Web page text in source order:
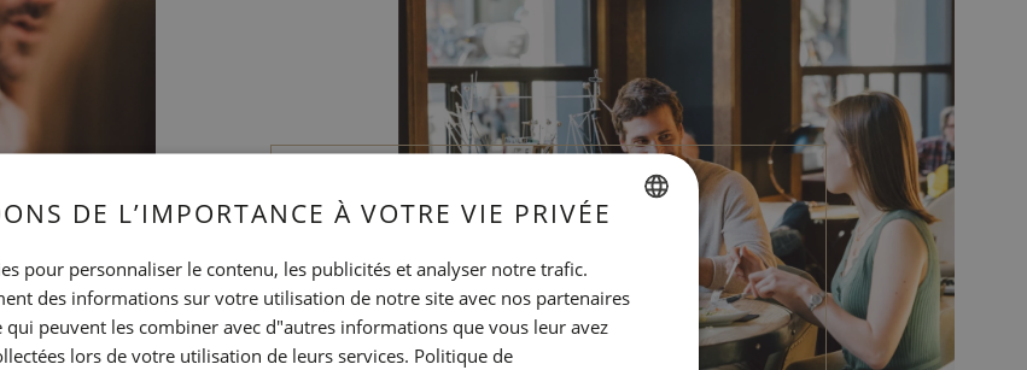
ENGLISH
CATALAN
DE L’IMPORTANCE À VOTRE VIE PRIVÉE
pour personnaliser le contenu, les publicités et analyser notre trafic.
des informations sur votre utilisation de notre site avec nos partenaires
qui peuvent les combiner avec d"autres informations que vous leur avez
lors de votre utilisation de leurs services. Politique de